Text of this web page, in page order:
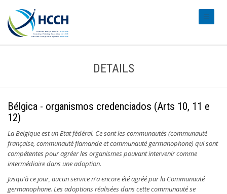
DETAILS
Bélgica - organismos credenciados (Arts 10, 11 e
12)
La Belgique est un Etat fédéral. Ce sont les communautés (communauté
française, communauté flamande et communauté germanophone) qui sont
compétentes pour agréer les organismes pouvant intervenir comme
intermédiaire dans une adoption.
Jusqu'à ce jour, aucun service n'a encore été agréé par la Communauté
germanophone. Les adoptions réalisées dans cette communauté se